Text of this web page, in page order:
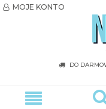
MOJE KONTO
DO